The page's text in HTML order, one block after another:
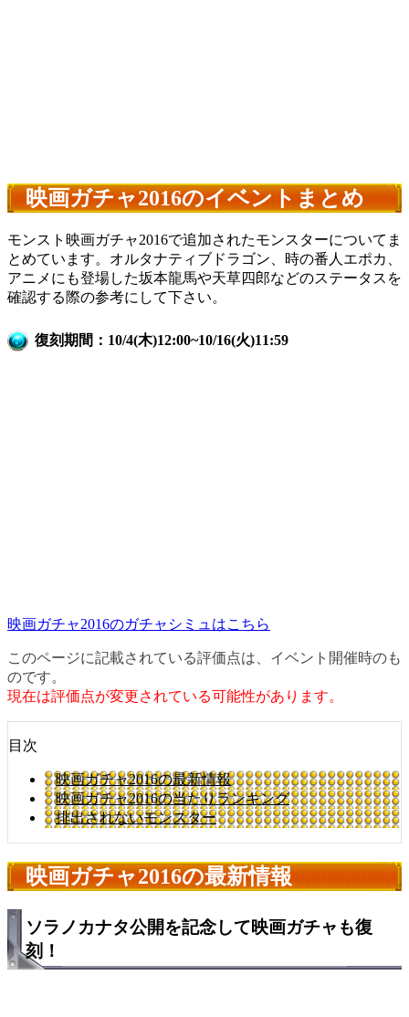
映画ガチャ2016のイベントまとめ
モンスト映画ガチャ2016で追加されたモンスターについてま
とめています。オルタナティブドラゴン、時の番人エポカ、
アニメにも登場した坂本龍馬や天草四郎などのステータスを
確認する際の参考にして下さい。
復刻期間：10/4(木)12:00~10/16(火)11:59
映画ガチャ2016のガチャシミュはこちら
このページに記載されている評価点は、イベント開催時のも
のです。
現在は評価点が変更されている可能性があります。
目次
映画ガチャ2016の最新情報
映画ガチャ2016の当たりランキング
排出されないモンスター
映画ガチャ2016の最新情報
ソラノカナタ公開を記念して映画ガチャも復
刻！